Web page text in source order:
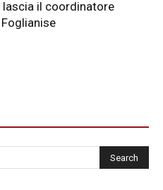
lascia il coordinatore